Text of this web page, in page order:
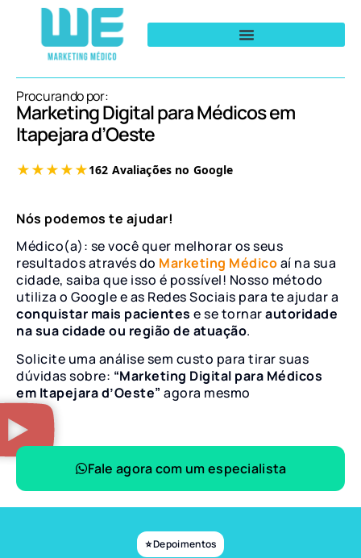
Procurando por:
Marketing Digital para Médicos em
Itapejara d’Oeste
Nós podemos te ajudar!
Médico(a): se você quer melhorar os seus
resultados através do Marketing Médicoaí na sua
cidade, saiba que isso é possível! Nosso método
utiliza o Google e as Redes Sociais para te ajudar a
conquistar mais pacientes e se tornarautoridade
na sua cidade ou região de atuação.
Solicite uma análise sem custo para tirar suas
dúvidas sobre: “Marketing Digital para Médicos
em Itapejara d’Oeste” agora mesmo
Fale agora com um especialista
⭐ Depoimentos